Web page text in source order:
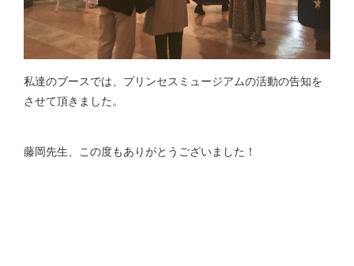
私達のブースでは、プリンセスミュージアムの活動の告知を
させて頂きました。
藤岡先生、この度もありがとうございました！